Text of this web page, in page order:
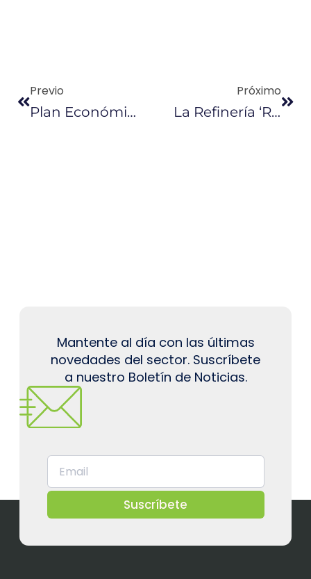
Previo
Plan Económico Se Busca Elaborar De Forma Coordinada
Próximo
La Refinería ‘repotenciada’, Con Paras En Marzo Y Agosto
Mantente al día con las últimas
novedades del sector. Suscríbete
a nuestro Boletín de Noticias.
Suscríbete